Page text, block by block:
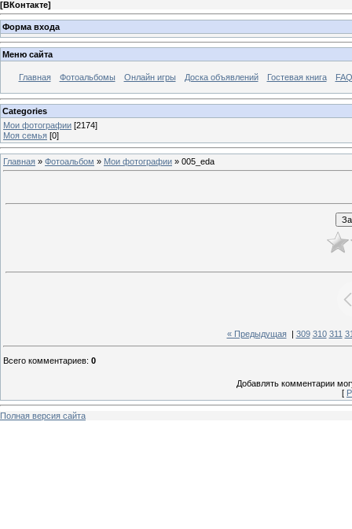
[ВКонтакте]
Форма входа
Меню сайта
Главная Фотоальбомы Онлайн игры Доска объявлений Гостевая книга
Categories
Мои фотографии [2174]
Моя семья [0]
Главная » Фотоальбом » Мои фотографии » 005_eda
« Предыдущая| 309 310 311
Всего комментариев: 0
Добавлять комментарии
[
Полная версия сайта